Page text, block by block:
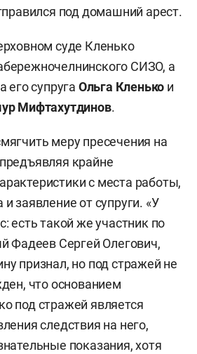
под домашний арест.
суде Кленько
СИЗО, а
его супруга Ольга Кленько и
Мифтахутдинов.
меру пресечения на
крайне
с места работы,
заявление от супруги. «У
есть такой же участник по
Фадеев Сергей Олегович,
признал, но под стражей не
что основанием
под стражей является
следствия на него,
показания, хотя